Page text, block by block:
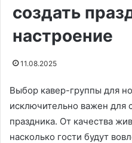
создать
настроение
11.08.2025
Выбор кавер-группы для
исключительно важен для
праздника. От качества
насколько гости будут